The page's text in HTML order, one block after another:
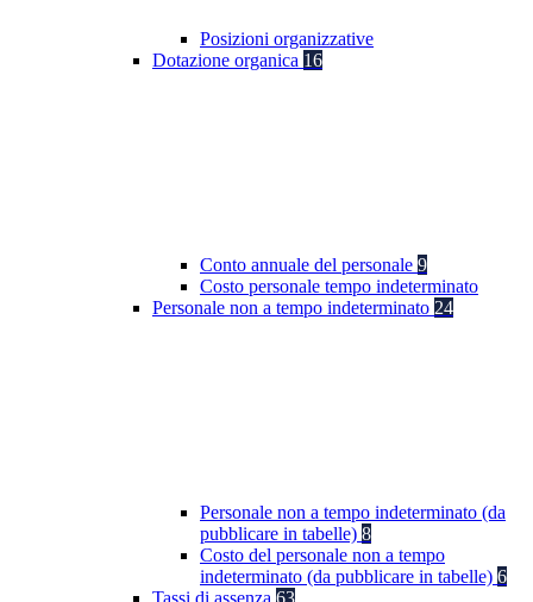
Posizioni organizzative
Dotazione organica 16
Conto annuale del personale 9
Costo personale tempo indeterminato
Personale non a tempo indeterminato 24
Personale non a tempo indeterminato (da
pubblicare in tabelle) 8
Costo del personale non a tempo
indeterminato (da pubblicare in tabelle) 6